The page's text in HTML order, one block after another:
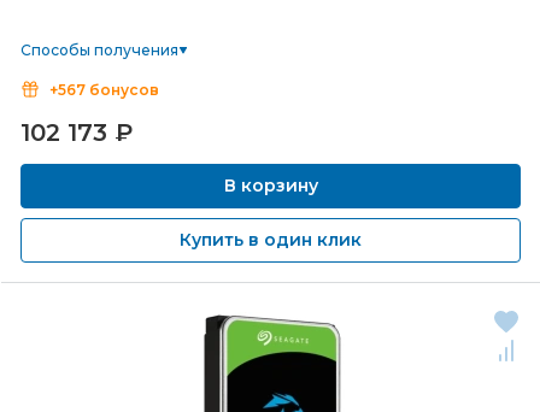
Способы получения
+567 бонусов
102 173 ₽
В корзину
Купить в один клик